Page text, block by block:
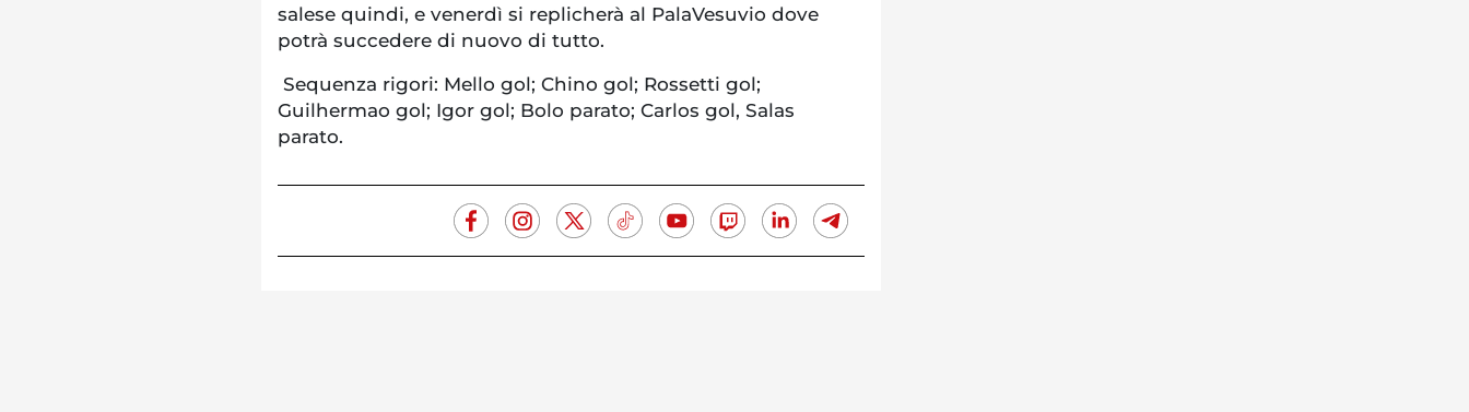
salese quindi, e venerdì si replicherà al PalaVesuvio dove
potrà succedere di nuovo di tutto.
Sequenza rigori: Mello gol; Chino gol; Rossetti gol;
Guilhermao gol; Igor gol; Bolo parato; Carlos gol, Salas
parato.